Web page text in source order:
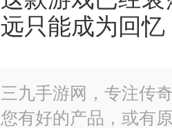
远只能成为回忆
三九手游网，专注传
您有好的产品，或有